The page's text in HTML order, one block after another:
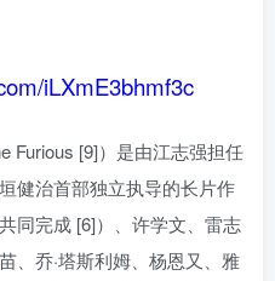
iLXmE3bhmf3c
Furious [9]）是由江志强担任
健治首部独立执导的长片作
同完成 [6]）、许学文、雷志
、乔·塔斯利姆、杨恩又、雅